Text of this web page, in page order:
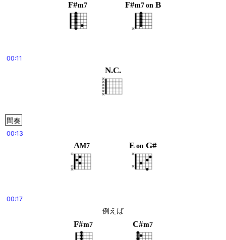
F#m7 F#m7 on B
00:11
N.C.
間奏
00:13
AM7 E on G#
00:17
例えば
F#m7 C#m7